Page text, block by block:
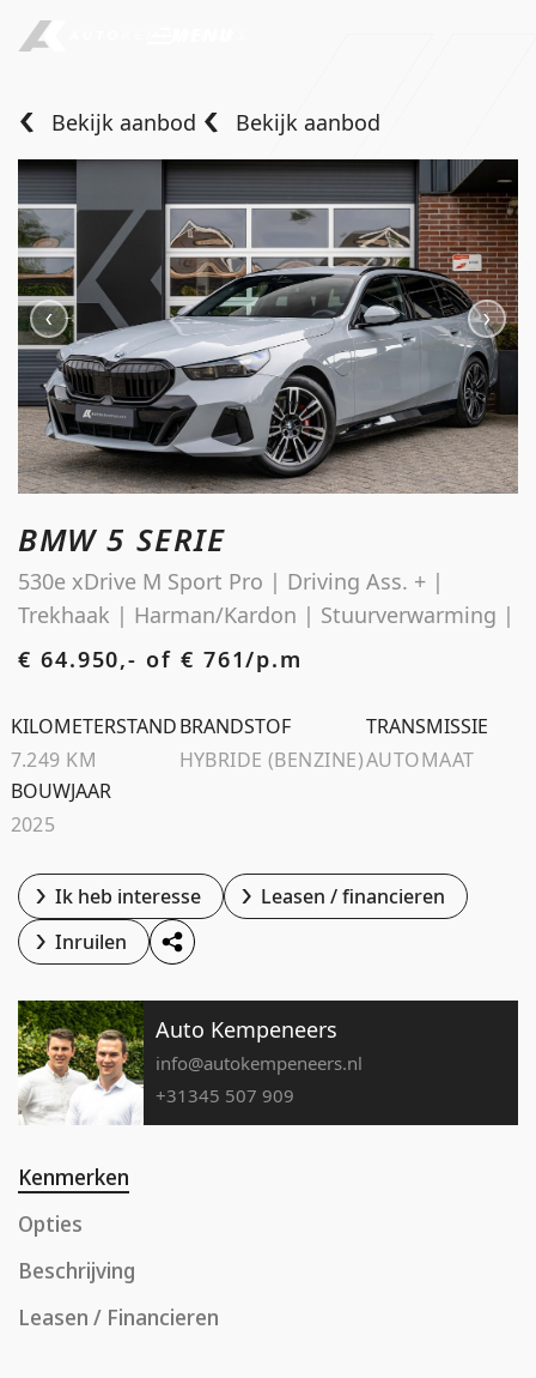
Aanbod
Diensten
Over ons
Verkocht
Contact
info@autokempeneers.nl
Schoolstraat 5A
4194 TG Meteren Nederland
Bekijk aanbod Bekijk aanbod
BMW 5 SERIE
530e xDrive M Sport Pro | Driving Ass. + |
Trekhaak | Harman/Kardon | Stuurverwarming |
€ 64.950,- of € 761/p.m
KILOMETERSTAND
7.249 KM
BRANDSTOF
HYBRIDE (BENZINE)
TRANSMISSIE
AUTOMAAT
BOUWJAAR
2025
Ik heb interesse
Leasen / financieren
Inruilen
Auto Kempeneers
info@autokempeneers.nl
+31345 507 909
Kenmerken
Opties
Beschrijving
Leasen / Financieren